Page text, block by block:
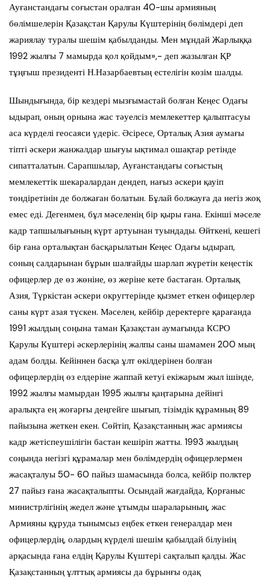
Ауғанстандағы соғыстан оралған 40-шы армияның
бөлімшелерін Қазақстан Қарулы Күштерінің бөлімдері деп
жариялау туралы шешім қабылданды. Мен мұндай Жарлыққа
1992 жылғы 7 мамырда қол қойдым»,- деп жазылған ҚР
тұңғыш президенті Н.Назарбаевтың естелігін көзім шалды.
Шындығында, бір кездері мызғымастай болған Кеңес Одағы
ыдырап, оның орнына жас тәуелсіз мемлекеттер қалыптасуы
аса күрделі геосаяси үдеріс. Әсіресе, Орталық Азия аумағы
тіпті әскери жанжалдар шығуы ықтимал ошақтар ретінде
сипатталатын. Сарапшылар, Ауғанстандағы соғыстың
мемлекеттік шекаралардан дендеп, нағыз әскери қауіп
төндіретінін де болжаған болатын. Бұлай болжауға да негіз жоқ
емес еді. Дегенмен, бұл мәселенің бір қыры ғана. Екінші мәселе
кадр тапшылығының күрт артуынан туындады. Өйткені, кешегі
бір ғана орталықтан басқарылатын Кеңес Одағы ыдырап,
соның салдарынан бұрын шалғайды шарлап жүретін кеңестік
офицерлер де өз жөніне, өз жеріне кете бастаған. Орталық
Азия, Түркістан әскери округтерінде қызмет еткен офицерлер
саны күрт азая түскен. Мәселен, кейбір деректерге қарағанда
1991 жылдың соңына таман Қазақстан аумағында КСРО
Қарулы Күштері әскерлерінің жалпы саны шамамен 200 мың
адам болды. Кейіннен басқа ұлт өкілдерінен болған
офицерлердің өз елдеріне жаппай кетуі екіжарым жыл ішінде,
1992 жылғы мамырдан 1995 жылғы қаңтарына дейінгі
аралықта ең жоғарғы деңгейге шығып, тізімдік құрамның 89
пайызына жеткен екен. Сөйтіп, Қазақстанның жас армиясы
кадр жетіспеушілігін бастан кешіріп жатты. 1993 жылдың
соңында негізгі құрамалар мен бөлімдердің офицерлермен
жасақталуы 50- 60 пайыз шамасында болса, кейбір полктер
27 пайыз ғана жасақталыпты. Осындай жағдайда, Қорғаныс
министрлігінің жедел және ұтымды шараларының, жас
Армияны құруда тынымсыз еңбек еткен генералдар мен
офицерлердің, олардың күрделі шешім қабылдай білуінің
арқасында ғана елдің Қарулы Күштері сақталып қалды. Жас
Қазақстанның ұлттық армиясы да бұрынғы одақ